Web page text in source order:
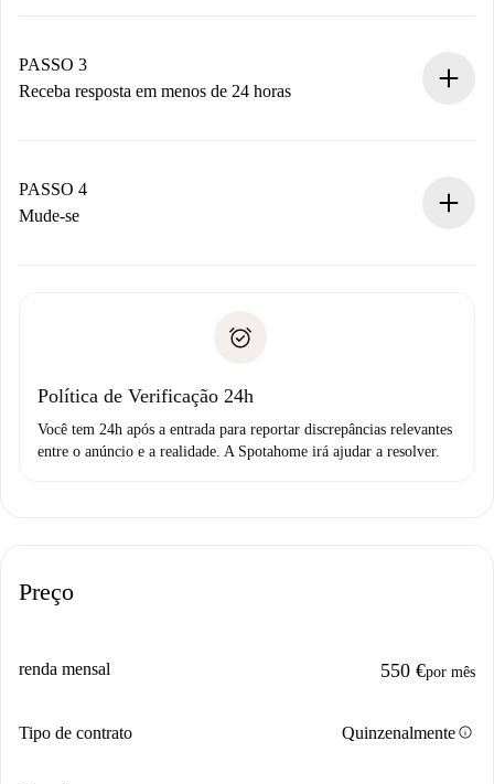
Não cobramos nada até que o proprietário confirme.
PASSO 3
Receba resposta em menos de 24 horas
proprietário.
Se recusada: não cobraremos nada e ofereceremos
Débito direto bancário
PASSO 4
Mude-se
não comunicar nenhum problema.
Política de Verificação 24h
Você tem 24h após a entrada para reportar discrepâncias relevantes
entre o anúncio e a realidade. A Spotahome irá ajudar a resolver.
Preço
renda mensal 550 €por mês
Tipo de contrato Quinzenalmenteinfo